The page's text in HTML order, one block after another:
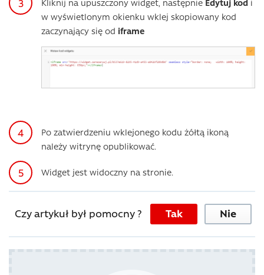
Kliknij na upuszczony widget, następnie Edytuj kod i
w wyświetlonym okienku wklej skopiowany kod
zaczynający się od iframe
Po zatwierdzeniu wklejonego kodu żółtą ikoną
należy witrynę opublikować.
Widget jest widoczny na stronie.
Czy artykuł był pomocny ? Tak Nie